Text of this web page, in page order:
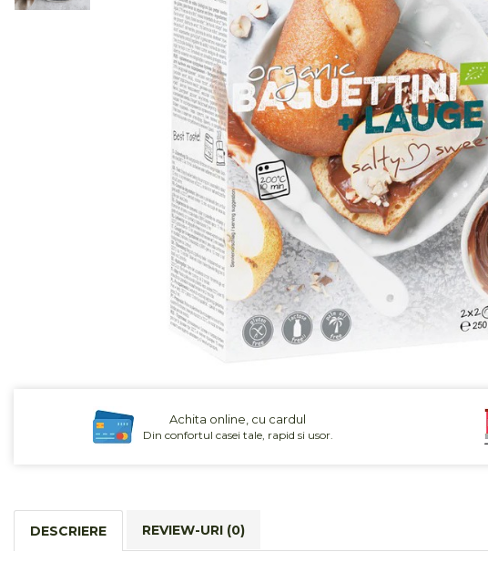
Ceai vrac
Ceaiuri diverse si accesorii
Seminte bio pentru germinat
Seminte din plante oleaginoase
Cereale, fulgi din cereale, mic
Orez, Faina si Premixuri
Ulei, otet
Achita online, cu cardul
Din confortul casei tale, rapid si usor.
DESCRIERE REVIEW-URI (0)